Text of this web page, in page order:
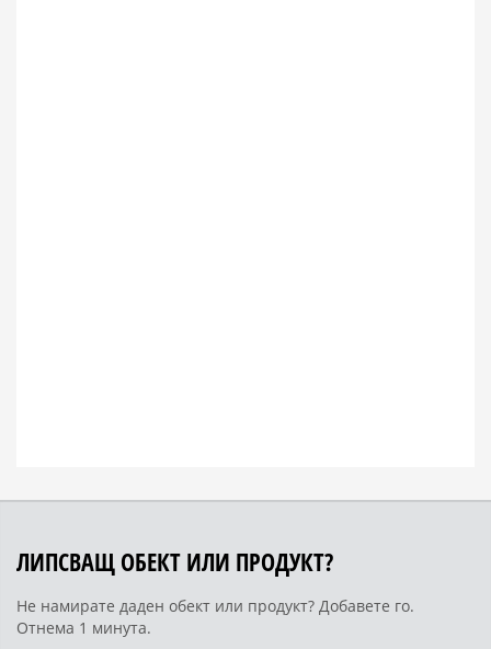
ЛИПСВАЩ ОБЕКТ ИЛИ ПРОДУКТ?
Не намирате даден обект или продукт? Добавете го.
Отнема 1 минута.